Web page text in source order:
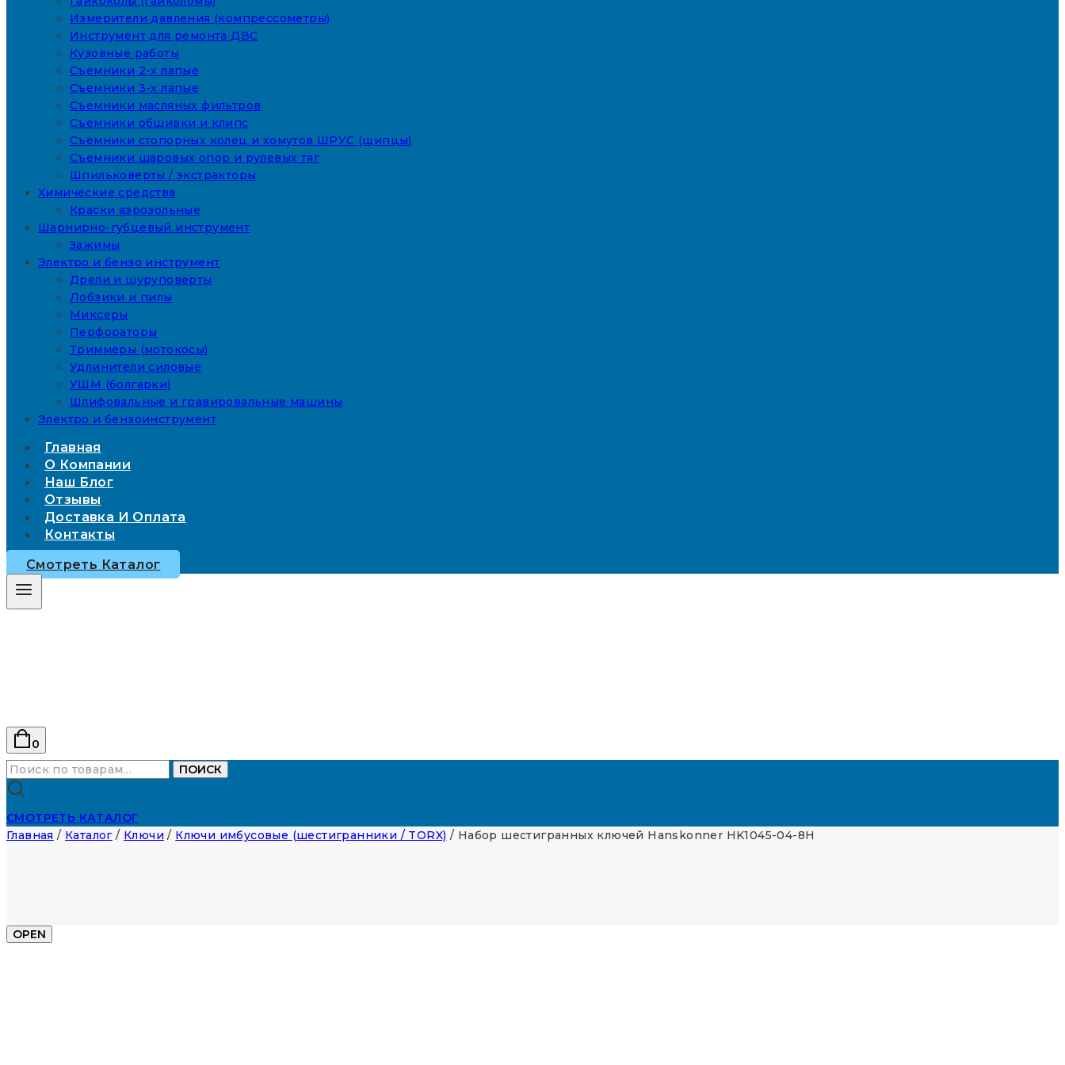
Измерители давления (компрессометры)
Инструмент для ремонта ДВС
Кузовные работы
Съемники 2-х лапые
Съемники 3-х лапые
Съемники масляных фильтров
Съемники обшивки и клипс
Съемники стопорных колец и хомутов ШРУС (щипцы)
Съемники шаровых опор и рулевых тяг
Шпильковерты / экстракторы
Химические средства
Краски аэрозольные
Шарнирно-губцевый инструмент
Зажимы
Электро и бензо инструмент
Дрели и шуруповерты
Лобзики и пилы
Миксеры
Перфораторы
Триммеры (мотокосы)
Удлинители силовые
УШМ (болгарки)
Шлифовальные и гравировальные машины
Электро и бензоинструмент
Главная
О Компании
Наш Блог
Отзывы
Доставка И Оплата
Контакты
Смотреть Каталог
0
Искать:
ПОИСК
СМОТРЕТЬ КАТАЛОГ
Главная / Каталог / Ключи / Ключи имбусовые (шестигранники / TORX) / Набор шестигранных ключей Hanskonner HK1045-04-8H
OPEN